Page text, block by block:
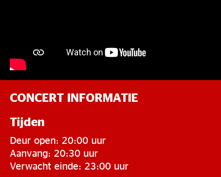
CONCERT INFORMATIE
Tijden
Deur open: 20:00 uur
Aanvang: 20:30 uur
Verwacht einde: 23:00 uur